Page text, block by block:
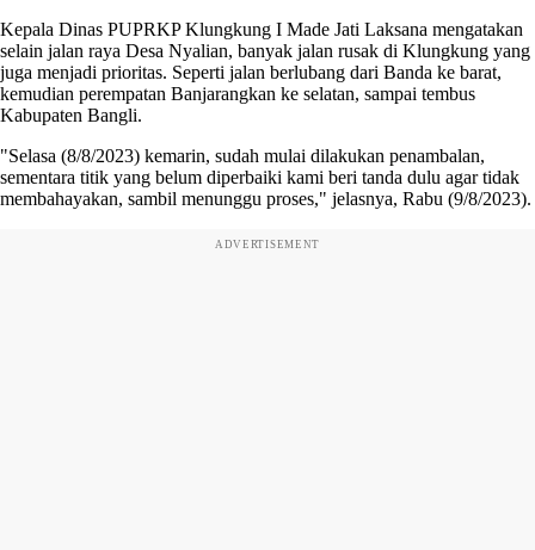
Kepala Dinas PUPRKP Klungkung I Made Jati Laksana mengatakan
selain jalan raya Desa Nyalian, banyak jalan rusak di Klungkung yang
juga menjadi prioritas. Seperti jalan berlubang dari Banda ke barat,
kemudian perempatan Banjarangkan ke selatan, sampai tembus
Kabupaten Bangli.
"Selasa (8/8/2023) kemarin, sudah mulai dilakukan penambalan,
sementara titik yang belum diperbaiki kami beri tanda dulu agar tidak
membahayakan, sambil menunggu proses," jelasnya, Rabu (9/8/2023).
ADVERTISEMENT